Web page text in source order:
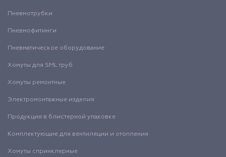
Пневмотрубки
Пневмофитинги
Пневматическое оборудование
Хомуты для SML труб
Хомуты ремонтные
Электромонтажные изделия
Продукция в блистерной упаковке
Комплектующие для вентиляции и отопления
Хомуты спринклерные